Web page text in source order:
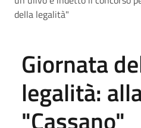
della legalità"
Giornata
legalità: